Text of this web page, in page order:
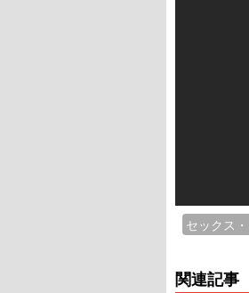
セックス
関連記事